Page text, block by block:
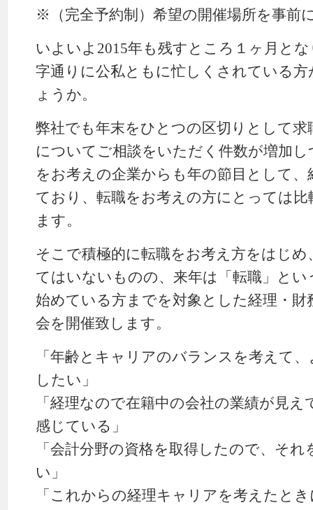
※（完全予約制）希望の開催場所を事前
いよいよ2015年も残すところ１ヶ月と
字通りに公私ともに忙しくされている
ょうか。
弊社でも年末をひとつの区切りとして求
についてご相談をいただく件数が増加
をお考えの企業からも年の節目として、
ており、転職をお考えの方にとっては
ます。
そこで積極的に転職をお考え方をはじめ
てはいないものの、来年は「転職」と
始めている方までを対象とした経理・財
会を開催致します。
「年齢とキャリアのバランスを考えて
したい」
「経理なので在籍中の会社の業績が見
感じている」
「会計分野の資格を取得したので、そ
い」
「これからの経理キャリアを考えたと